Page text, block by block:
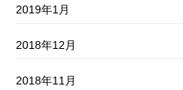
2019年1月
2018年12月
2018年11月